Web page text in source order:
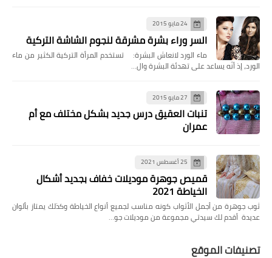
24 مايو 2015
السر وراء بشرة مشرقة لنجوم الشاشة التركية
ماء الورد لانعاش البشرة: تستخدم المرأة التركية الكثير من ماء
الورد، إذ أنّه يساعد على تهدئة البشرة وال…
27 مايو 2015
تنبات العقيق درس جديد بشكل مختلف مع أم
عمران
25 أغسطس 2021
قميص جوهرة موديلات خفاف بجديد أشكال
الخياطة 2021
ثوب جوهرة من أجمل الأثواب كونه مناسب لجميع أنواع الخياطة وكذلك يمتاز بألوان
عديدة أقدم لك سيدتي مجموعة من موديلات جو…
تصنيفات الموقع